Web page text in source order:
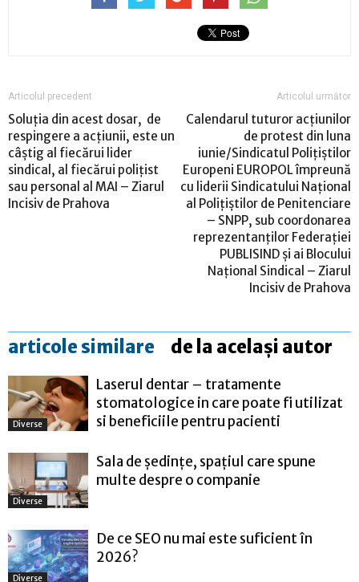
Articolul precedent
Soluția din acest dosar, de
respingere a acțiunii, este un
câștig al fiecărui lider
sindical, al fiecărui polițist
sau personal al MAI – Ziarul
Incisiv de Prahova
Articolul următor
Calendarul tuturor acțiunilor
de protest din luna
iunie/Sindicatul Polițiștilor
Europeni EUROPOL împreună
cu liderii Sindicatului Național
al Polițiștilor de Penitenciare
– SNPP, sub coordonarea
reprezentanților Federației
PUBLISIND și ai Blocului
Național Sindical – Ziarul
Incisiv de Prahova
articole similare de la același autor
Diverse
Laserul dentar – tratamente
stomatologice in care poate fi utilizat
si beneficiile pentru pacienti
Diverse
Sala de ședințe, spațiul care spune
multe despre o companie
Diverse
De ce SEO nu mai este suficient în
2026?